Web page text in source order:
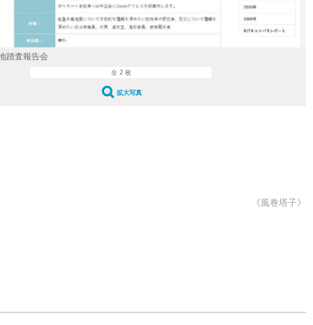
踏査報告会
全 2 枚
拡大写真
《風巻塔子》